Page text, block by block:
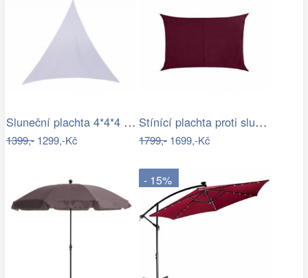
Sluneční plachta 4*4*4 m bílá
1399,-1299,-Kč
Stínící plachta proti slunci 3x4m bordó
1799,-1699,-Kč
- 15%